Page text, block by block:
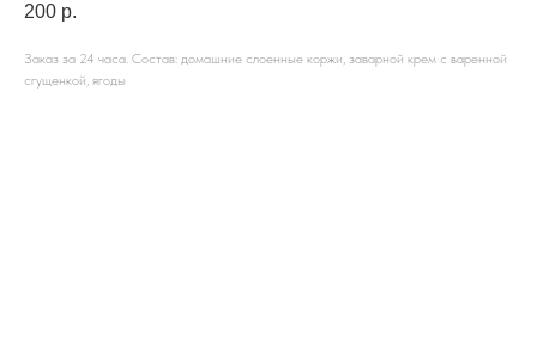
200 р.
Заказ за 24 часа. Состав: домашние слоенные коржи, заварной крем с варенной
сгущенкой, ягоды